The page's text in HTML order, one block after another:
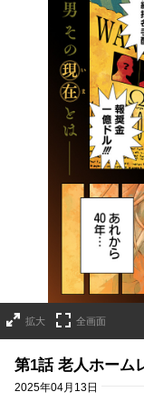
拡大 全画面
第1話 老人ホーム
2025年04月13日